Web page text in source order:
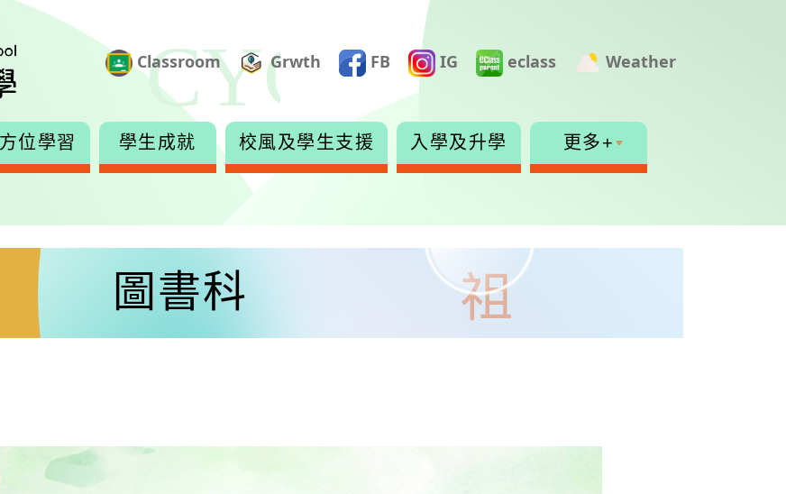
Classroom Grwth FB IG eclass Weather
位學習 學生成就 校風及學生支援 入學及升學 更多+
圖書科